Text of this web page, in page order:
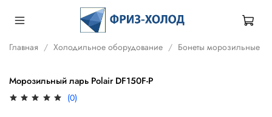
Главная Холодильное оборудование Бонеты морозильные
Морозильный ларь Polair DF150F-P
(0)